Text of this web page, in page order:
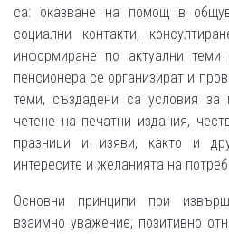
са: оказване на помощ в
социални контакти,
информиране по актуални
пенсионера се организират и
теми, създадени са условия за
четене на печатни издания,
празници и изяви, както и
интересите и желанията на
Основни принципи при
взаимно уважение; позитивно